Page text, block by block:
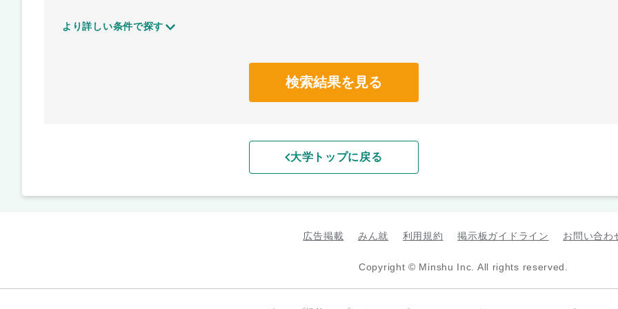
より詳しい条件で探す
検索結果を見る
大学トップに戻る
広告掲載 みん就 利用規約 掲示板ガイドライン お問い合わ
Copyright © Minshu Inc. All rights reserved.